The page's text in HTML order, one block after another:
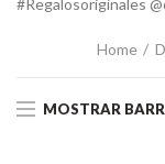
#Regalosoriginales
Home
MOSTRAR